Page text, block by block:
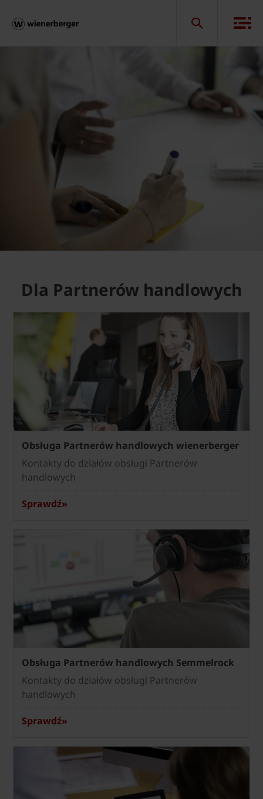
Dla Partnerów handlowych
Obsługa Partnerów handlowych wienerberger
Kontakty do działów obsługi Partnerów
handlowych
Sprawdź»
Obsługa Partnerów handlowych Semmelrock
Kontakty do działów obsługi Partnerów
handlowych
Sprawdź»